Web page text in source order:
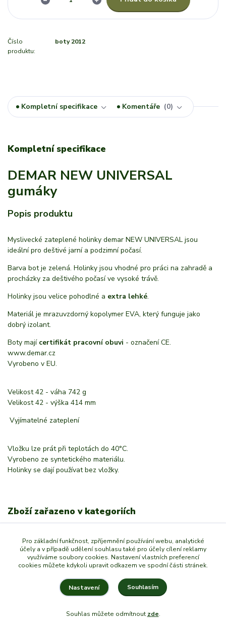
Číslo
produktu:
boty 2012
Kompletní specifikace Komentáře 0
Kompletní specifikace
DEMAR NEW UNIVERSAL
gumáky
Popis produktu
Myslivecké zateplené holinky demar NEW UNIVERSAL jsou
ideální pro deštivé jarní a podzimní počasí.
Barva bot je zelená. Holinky jsou vhodné pro práci na zahradě a
procházky za deštivého počasí ve vysoké trávě.
Holinky jsou velice pohodlné a extra lehké.
Materiál je mrazuvzdorný kopolymer EVA, který funguje jako
dobrý izolant.
Boty mají certifikát pracovní obuvi - označení CE.
www.demar.cz
Vyrobeno v EU.
Velikost 42 - váha 742 g
Velikost 42 - výška 414 mm
Vyjímatelné zateplení
Vložku lze prát při teplotách do 40°C.
Vyrobeno ze syntetického materiálu.
Holinky se dají používat bez vložky.
Zboží zařazeno v kategoriích
GUMÁKY, HOLÍNKY
PÁNI
Vytvořeno na Eshop-rychle.cz
Pro základní funkčnost, zpříjemnění používání webu, analytické
účely a v případě udělení souhlasu také pro účely cílení reklamy
využíváme soubory cookies. Nastavení vlastních preferencí
cookies můžete kdykoli upravit odkazem ve spodní části stránek.
Nastavení Souhlasím
Souhlas můžete odmítnout zde.